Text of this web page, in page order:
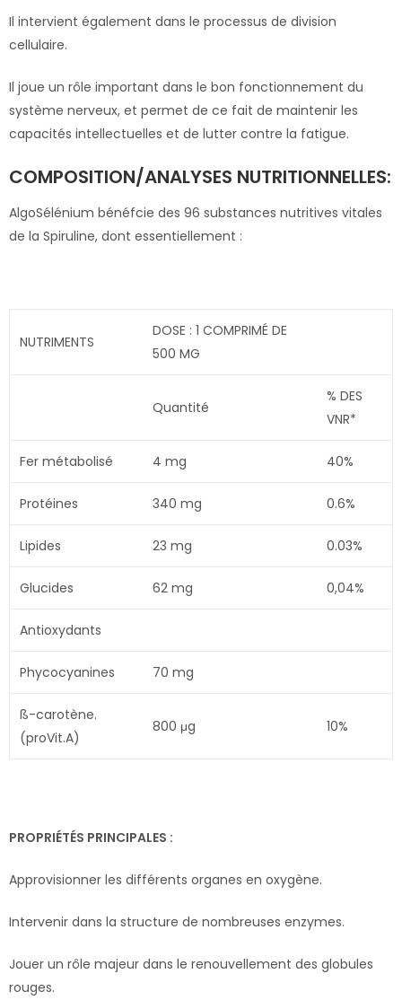
Il intervient également dans le processus de division
cellulaire.
Il joue un rôle important dans le bon fonctionnement du
système nerveux, et permet de ce fait de maintenir les
capacités intellectuelles et de lutter contre la fatigue.
COMPOSITION/ANALYSES NUTRITIONNELLES:
AlgoSélénium bénéfcie des 96 substances nutritives vitales
de la Spiruline, dont essentiellement :
NUTRIMENTS
DOSE : 1 COMPRIMÉ DE
500 MG
Quantité
% DES
VNR*
Fer métabolisé 4 mg 40%
Protéines 340 mg 0.6%
Lipides 23 mg 0.03%
Glucides 62 mg 0,04%
Antioxydants
Phycocyanines 70 mg
ß-carotène.
(proVit.A)
800 μg 10%
PROPRIÉTÉS PRINCIPALES :
Approvisionner les différents organes en oxygène.
Intervenir dans la structure de nombreuses enzymes.
Jouer un rôle majeur dans le renouvellement des globules
rouges.